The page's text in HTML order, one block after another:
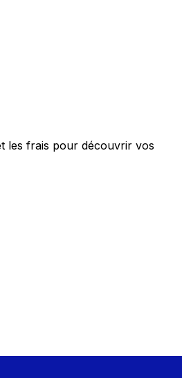
les frais pour découvrir vos